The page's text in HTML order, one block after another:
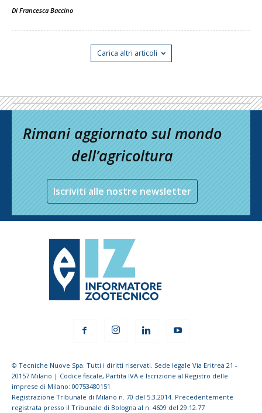
Di Francesca Baccino
Carica altri articoli
Rimani aggiornato sul mondo
dell’agricoltura
Iscriviti alle nostre newsletter
© Tecniche Nuove Spa. Tutti i diritti riservati. Sede legale Via Eritrea 21 -
20157 Milano | Codice fiscale, Partita IVA e Iscrizione al Registro delle
imprese di Milano: 00753480151
Registrazione Tribunale di Milano n. 70 del 5.3.2014. Precedentemente
registrata presso il Tribunale di Bologna al n. 4609 del 29.12.77